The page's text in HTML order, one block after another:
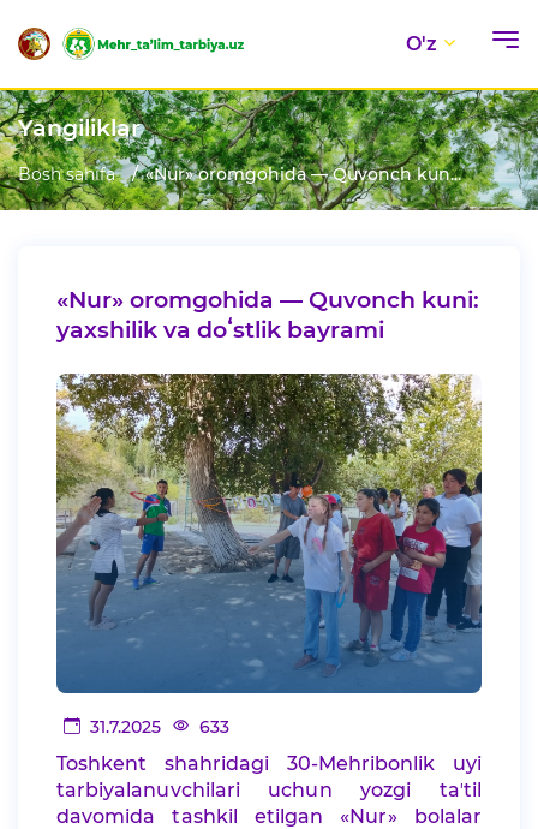
O'z
Yangiliklar
Bosh sahifa «Nur» oromgohida — Quvonch kun...
«Nur» oromgohida — Quvonch kuni:
yaxshilik va doʻstlik bayrami
31.7.2025 633
Toshkent shahridagi 30-Mehribonlik uyi
tarbiyalanuvchilari uchun yozgi taʼtil
davomida tashkil etilgan «Nur» bolalar